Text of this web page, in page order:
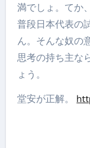
満でしょ。てか
普段日本代表の
ん。そんな奴の
思考の持ち主な
ょう。
堂安が正解。